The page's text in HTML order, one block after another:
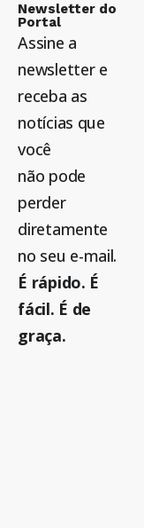
Newsletter do
Portal
Assine a
newsletter e
receba as
notícias que
você
não pode
perder
diretamente
no seu e-mail.
É rápido. É
fácil. É de
graça.